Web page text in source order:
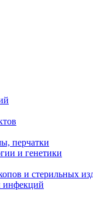
перчатки
и генетики
и стерильных
инфекций